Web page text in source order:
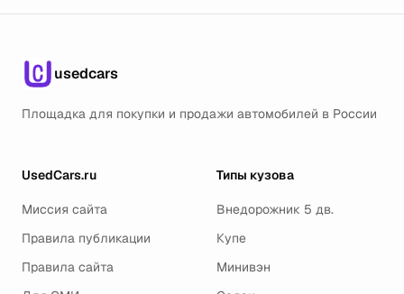
usedcars
Площадка для покупки и продажи автомобилей в России
UsedCars.ru
Миссия сайта
Правила публикации
Правила сайта
Типы кузова
Внедорожник 5 дв.
Купе
Минивэн